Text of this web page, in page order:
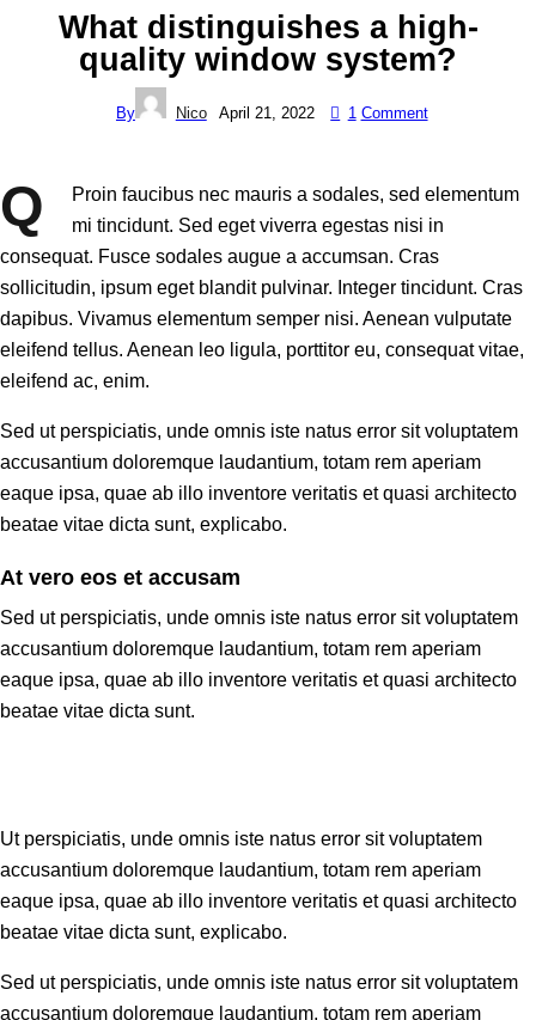
What distinguishes a high-
quality window system?
By Nico April 21, 2022 1 Comment
Q
Proin faucibus nec mauris a sodales, sed elementum
mi tincidunt. Sed eget viverra egestas nisi in
consequat. Fusce sodales augue a accumsan. Cras
sollicitudin, ipsum eget blandit pulvinar. Integer tincidunt. Cras
dapibus. Vivamus elementum semper nisi. Aenean vulputate
eleifend tellus. Aenean leo ligula, porttitor eu, consequat vitae,
eleifend ac, enim.
Sed ut perspiciatis, unde omnis iste natus error sit voluptatem
accusantium doloremque laudantium, totam rem aperiam
eaque ipsa, quae ab illo inventore veritatis et quasi architecto
beatae vitae dicta sunt, explicabo.
At vero eos et accusam
Sed ut perspiciatis, unde omnis iste natus error sit voluptatem
accusantium doloremque laudantium, totam rem aperiam
eaque ipsa, quae ab illo inventore veritatis et quasi architecto
beatae vitae dicta sunt.
Ut perspiciatis, unde omnis iste natus error sit voluptatem
accusantium doloremque laudantium, totam rem aperiam
eaque ipsa, quae ab illo inventore veritatis et quasi architecto
beatae vitae dicta sunt, explicabo.
Sed ut perspiciatis, unde omnis iste natus error sit voluptatem
accusantium doloremque laudantium, totam rem aperiam